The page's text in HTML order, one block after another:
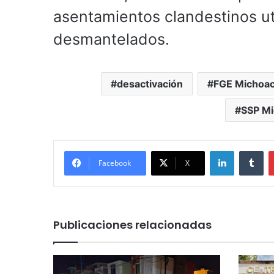
asentamientos clandestinos
desmantelados.
desactivación FGE
SSP
Facebook X
LinkedIn
Publicaciones relacionadas